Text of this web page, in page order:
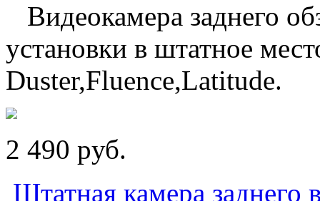
Видеокамера заднего
установки в штатное
Duster,Fluence,Latitude.
2 490 pуб.
Штатная камера заднего